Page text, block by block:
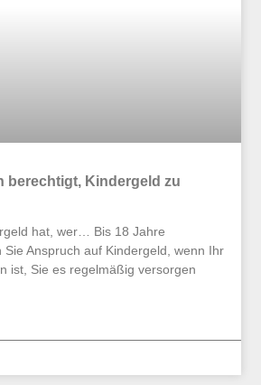
berechtigt, Kindergeld zu
hat, wer… Bis 18 Jahre
Anspruch auf Kindergeld, wenn Ihr
ist, Sie es regelmäßig versorgen